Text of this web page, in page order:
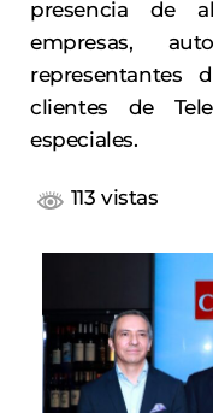
presencia de
empresas,
representantes
clientes de
especiales.
113 vistas